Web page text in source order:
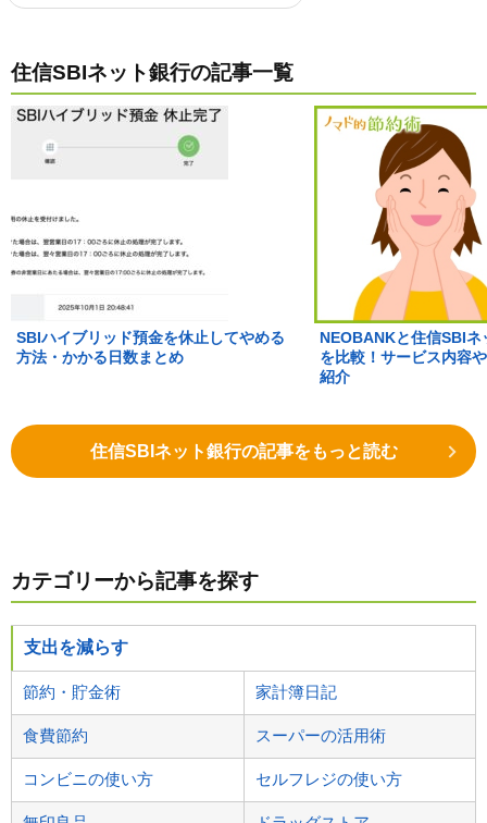
住信SBIネット銀行の記事一覧
SBIハイブリッド預金を休止してやめる
方法・かかる日数まとめ
NEOBANKと住信SBIネ
を比較！サービス内容
紹介
住信SBIネット銀行の記事をもっと読む
カテゴリーから記事を探す
支出を減らす
節約・貯金術 家計簿日記
食費節約 スーパーの活用術
コンビニの使い方 セルフレジの使い方